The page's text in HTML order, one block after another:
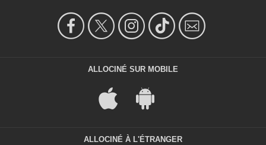
ALLOCINÉ SUR MOBILE
ALLOCINÉ À L'ÉTRANGER